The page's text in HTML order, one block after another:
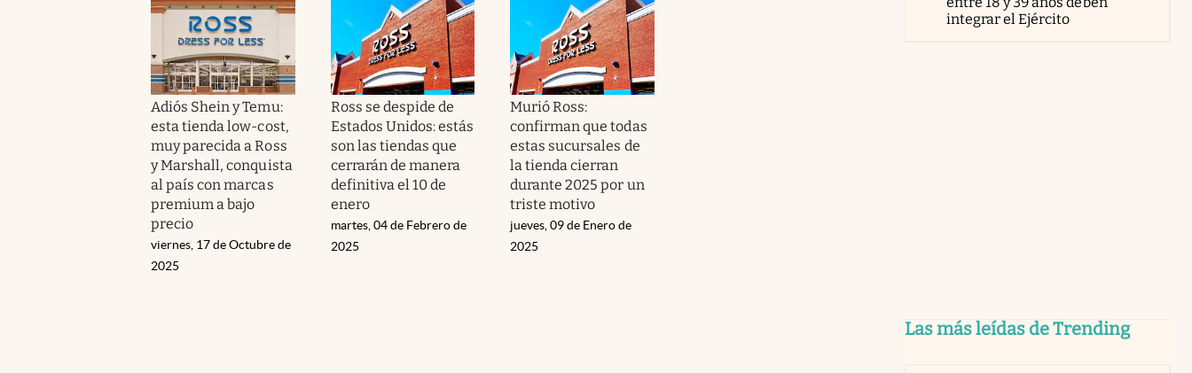
Adiós Shein y Temu:
esta tienda low-cost,
muy parecida a Ross
y Marshall, conquista
al país con marcas
premium a bajo
precio
viernes, 17 de Octubre de
2025
Ross se despide de
Estados Unidos: estás
son las tiendas que
cerrarán de manera
definitiva el 10 de
enero
martes, 04 de Febrero de
2025
Murió Ross:
confirman que todas
estas sucursales de
la tienda cierran
durante 2025 por un
triste motivo
jueves, 09 de Enero de
2025
integrar el Ejército
Las más leídas de Trending